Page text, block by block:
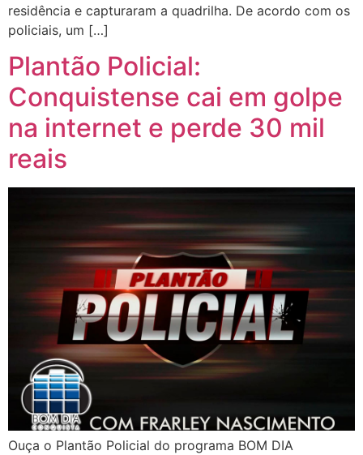
residência e capturaram a quadrilha. De acordo com os
policiais, um […]
Plantão Policial:
Conquistense cai em golpe
na internet e perde 30 mil
reais
Ouça o Plantão Policial do programa BOM DIA